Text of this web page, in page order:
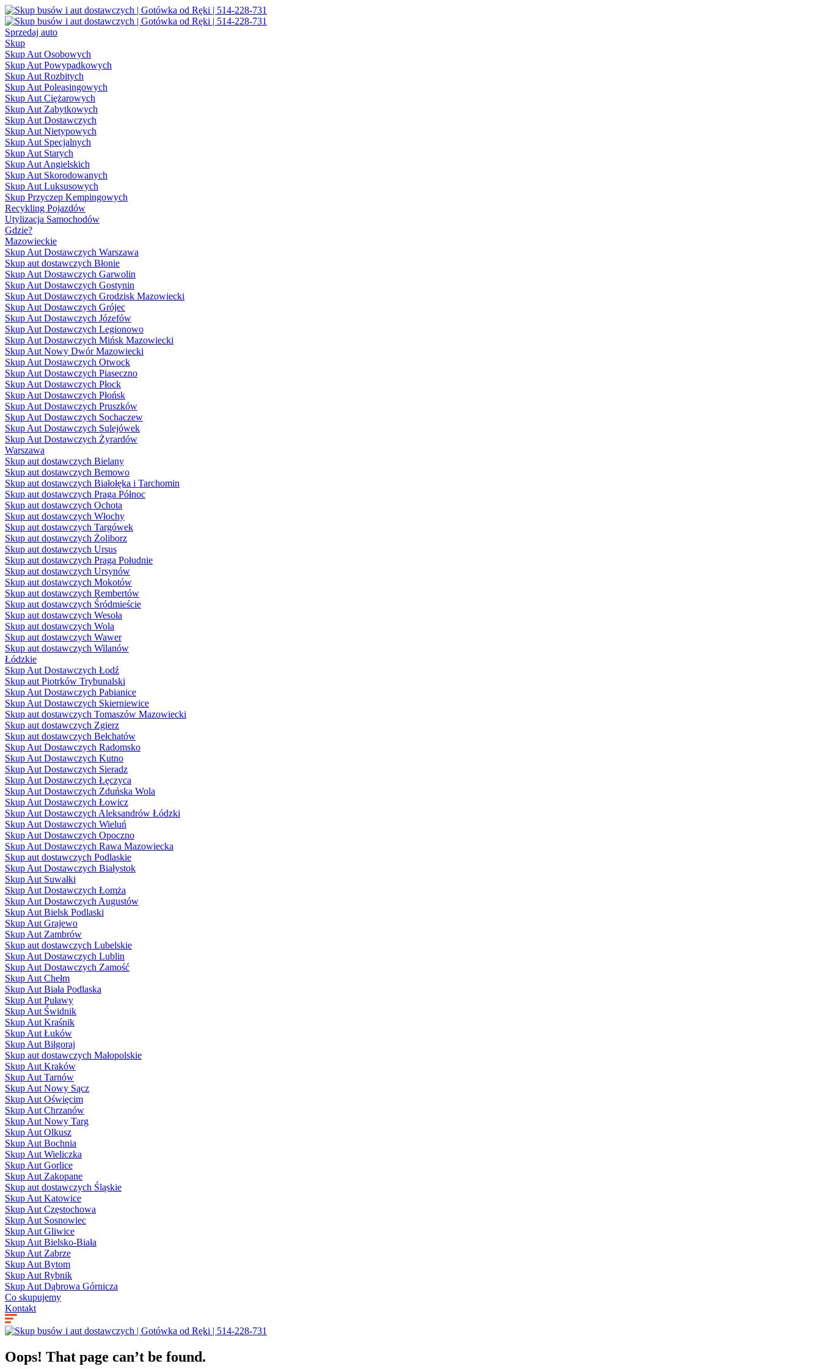
Sprzedaj auto
Skup
Skup Aut Osobowych
Skup Aut Powypadkowych
Skup Aut Rozbitych
Skup Aut Poleasingowych
Skup Aut Ciężarowych
Skup Aut Zabytkowych
Skup Aut Dostawczych
Skup Aut Nietypowych
Skup Aut Specjalnych
Skup Aut Starych
Skup Aut Angielskich
Skup Aut Skorodowanych
Skup Aut Luksusowych
Skup Przyczep Kempingowych
Recykling Pojazdów
Utylizacja Samochodów
Gdzie?
Mazowieckie
Skup Aut Dostawczych Warszawa
Skup aut dostawczych Błonie
Skup Aut Dostawczych Garwolin
Skup Aut Dostawczych Gostynin
Skup Aut Dostawczych Grodzisk Mazowiecki
Skup Aut Dostawczych Grójec
Skup Aut Dostawczych Józefów
Skup Aut Dostawczych Legionowo
Skup Aut Dostawczych Mińsk Mazowiecki
Skup Aut Nowy Dwór Mazowiecki
Skup Aut Dostawczych Otwock
Skup Aut Dostawczych Piaseczno
Skup Aut Dostawczych Płock
Skup Aut Dostawczych Płońsk
Skup Aut Dostawczych Pruszków
Skup Aut Dostawczych Sochaczew
Skup Aut Dostawczych Sulejówek
Skup Aut Dostawczych Żyrardów
Warszawa
Skup aut dostawczych Bielany
Skup aut dostawczych Bemowo
Skup aut dostawczych Białołęka i Tarchomin
Skup aut dostawczych Praga Północ
Skup aut dostawczych Ochota
Skup aut dostawczych Włochy
Skup aut dostawczych Targówek
Skup aut dostawczych Żoliborz
Skup aut dostawczych Ursus
Skup aut dostawczych Praga Południe
Skup aut dostawczych Ursynów
Skup aut dostawczych Mokotów
Skup aut dostawczych Rembertów
Skup aut dostawczych Śródmieście
Skup aut dostawczych Wesoła
Skup aut dostawczych Wola
Skup aut dostawczych Wawer
Skup aut dostawczych Wilanów
Łódzkie
Skup Aut Dostawczych Łodź
Skup aut Piotrków Trybunalski
Skup Aut Dostawczych Pabianice
Skup Aut Dostawczych Skierniewice
Skup aut dostawczych Tomaszów Mazowiecki
Skup aut dostawczych Zgierz
Skup aut dostawczych Bełchatów
Skup Aut Dostawczych Radomsko
Skup Aut Dostawczych Kutno
Skup Aut Dostawczych Sieradz
Skup Aut Dostawczych Łęczyca
Skup Aut Dostawczych Zduńska Wola
Skup Aut Dostawczych Łowicz
Skup Aut Dostawczych Aleksandrów Łódzki
Skup Aut Dostawczych Wieluń
Skup Aut Dostawczych Opoczno
Skup Aut Dostawczych Rawa Mazowiecka
Skup aut dostawczych Podlaskie
Skup Aut Dostawczych Białystok
Skup Aut Suwałki
Skup Aut Dostawczych Łomża
Skup Aut Dostawczych Augustów
Skup Aut Bielsk Podlaski
Skup Aut Grajewo
Skup Aut Zambrów
Skup aut dostawczych Lubelskie
Skup Aut Dostawczych Lublin
Skup Aut Dostawczych Zamość
Skup Aut Chełm
Skup Aut Biała Podlaska
Skup Aut Puławy
Skup Aut Świdnik
Skup Aut Kraśnik
Skup Aut Łuków
Skup Aut Biłgoraj
Skup aut dostawczych Małopolskie
Skup Aut Kraków
Skup Aut Tarnów
Skup Aut Nowy Sącz
Skup Aut Oświęcim
Skup Aut Chrzanów
Skup Aut Nowy Targ
Skup Aut Olkusz
Skup Aut Bochnia
Skup Aut Wieliczka
Skup Aut Gorlice
Skup Aut Zakopane
Skup aut dostawczych Śląskie
Skup Aut Katowice
Skup Aut Częstochowa
Skup Aut Sosnowiec
Skup Aut Gliwice
Skup Aut Bielsko-Biała
Skup Aut Zabrze
Skup Aut Bytom
Skup Aut Rybnik
Skup Aut Dąbrowa Górnicza
Co skupujemy
Kontakt
Oops! That page can’t be found.